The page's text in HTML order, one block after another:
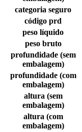
categoria seguro
código prd
peso líquido
peso bruto
profundidade (sem
embalagem)
profundidade (com
embalagem)
altura (sem
embalagem)
altura (com
embalagem)